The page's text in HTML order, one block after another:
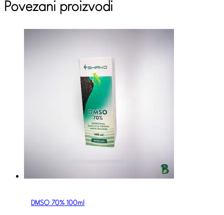
Povezani proizvodi
DMSO 70% 100ml